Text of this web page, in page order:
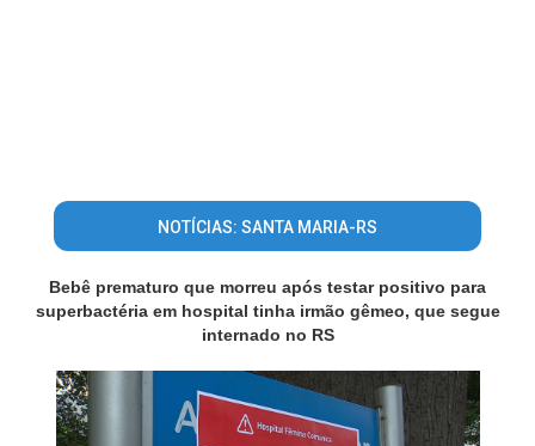
NOTÍCIAS: SANTA MARIA-RS
Bebê prematuro que morreu após testar positivo para
superbactéria em hospital tinha irmão gêmeo, que segue
internado no RS